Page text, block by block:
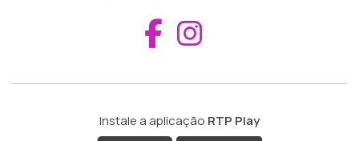
Aceder ao
Instale a aplicação RTP Play